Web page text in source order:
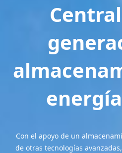
Con el apoyo de un
de otras tecnologías